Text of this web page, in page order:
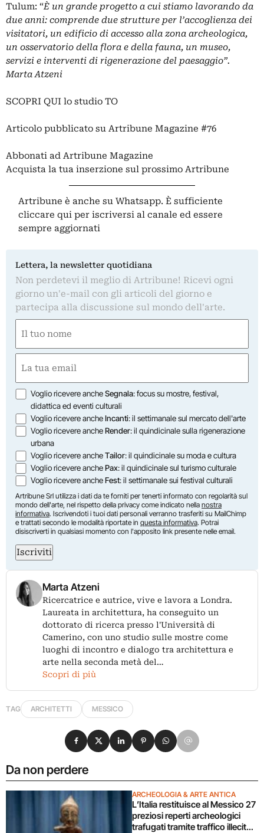
Tulum: “È un grande progetto a cui stiamo lavorando da
due anni: comprende due strutture per l’accoglienza dei
visitatori, un edificio di accesso alla zona archeologica,
un osservatorio della flora e della fauna, un museo,
servizi e interventi di rigenerazione del paesaggio”.
Marta Atzeni
SCOPRI QUI lo studio TO
Articolo pubblicato su Artribune Magazine #76
Abbonati ad Artribune Magazine
Acquista la tua inserzione sul prossimo Artribune
Artribune è anche su Whatsapp. È sufficiente
cliccare qui per iscriversi al canale ed essere
sempre aggiornati
Lettera, la newsletter quotidiana
Non perdetevi il meglio di Artribune! Ricevi ogni
giorno un'e-mail con gli articoli del giorno e
partecipa alla discussione sul mondo dell'arte.
(Obbligatorio)
Nome
(Obbligatorio)
Opzioni
Voglio ricevere ancheSegnala: focus su mostre, festival,
didattica ed eventi culturali
Voglio ricevere ancheIncanti: il settimanale sul mercato dell'arte
Voglio ricevere ancheRender: il quindicinale sulla rigenerazione
urbana
Voglio ricevere ancheTailor: il quindicinale su moda e cultura
Voglio ricevere anchePax: il quindicinale sul turismo culturale
Voglio ricevere ancheFest: il settimanale sui festival culturali
Artribune Srl utilizza i dati da te forniti per tenerti informato con regolarità sul
mondo dell'arte, nel rispetto della privacy come indicato nella nostra
informativa. Iscrivendoti i tuoi dati personali verranno trasferiti su MailChimp
e trattati secondo le modalità riportate in questa informativa. Potrai
disiscriverti in qualsiasi momento con l'apposito link presente nelle email.
Iscriviti
Marta Atzeni
Ricercatrice e autrice, vive e lavora a Londra.
Laureata in architettura, ha conseguito un
dottorato di ricerca presso l'Università di
Camerino, con uno studio sulle mostre come
luoghi di incontro e dialogo tra architettura e
arte nella seconda metà del…
Scopri di più
TAG ARCHITETTI MESSICO
Da non perdere
ARCHEOLOGIA & ARTE ANTICA
L’Italia restituisce al Messico 27
preziosi reperti archeologici
trafugati tramite traffico illecito
Condividi su Facebook
Condividi su X
Condividi su LinkedIn
Condividi su Pinterest
Condividi su WhatsApp
Condividi su Email